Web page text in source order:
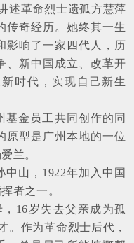
述革命烈士遗孤方慧萍
传奇经历。她终其一生
影响了一家四代人，历
、新中国成立、改革开
时代，实现自己新生
基金员工共同创作的同
原型是广州本地的一位
兰。
山，1922年加入中国
者之一。
16岁失去父亲成为孤
。作为革命烈士后代，